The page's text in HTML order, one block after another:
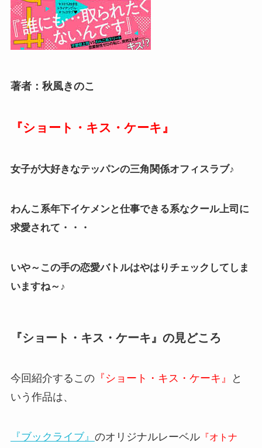
著者：秋風きのこ
『ショート・キス・ケーキ』
女子が大好きなテッパンの三角関係オフィスラブ♪
わんこ系年下イケメンと仕事できる系なクール上司に
求愛されて・・・
いや～この手の恋愛バトルはやはりチェックしてしま
いますね～♪
『ショート・キス・ケーキ』の見どころ
今回紹介するこの『ショート・キス・ケーキ』
と
いう作品は、
『ブックライブ』 のオリジナルレーベル『オトナ